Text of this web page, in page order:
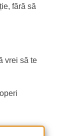
fără să
vrei să te